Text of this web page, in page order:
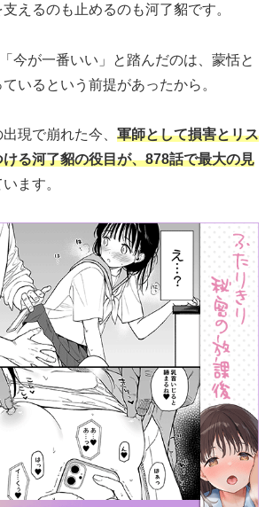
えるのも止めるのも河了貂です。
今が一番いい」と踏んだのは、蒙恬と
いるという前提があったから。
現で崩れた今、 軍師として損害とリス
る河了貂の役目が、878話で最大の見
ます。